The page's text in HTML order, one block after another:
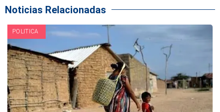
Noticias Relacionadas
POLITICA